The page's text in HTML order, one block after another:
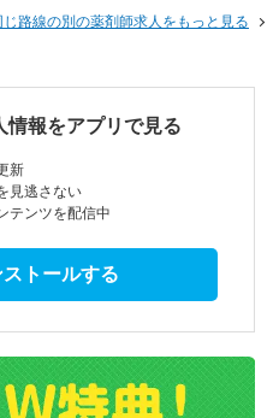
路線の別の薬剤師求人をもっと見る
情報をアプリで見る
新
見逃さない
テンツを配信中
トールする